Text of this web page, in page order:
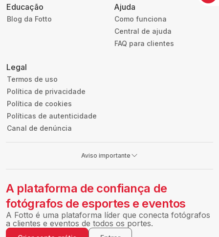
Educação
Blog da Fotto
Ajuda
Como funciona
Central de ajuda
FAQ para clientes
Legal
Termos de uso
Política de privacidade
Política de cookies
Políticas de autenticidade
Canal de denúncia
Aviso importante
A plataforma de confiança de
fotógrafos de esportes e eventos
A Fotto é uma plataforma líder que conecta fotógrafos
a clientes e eventos de todos os portes.